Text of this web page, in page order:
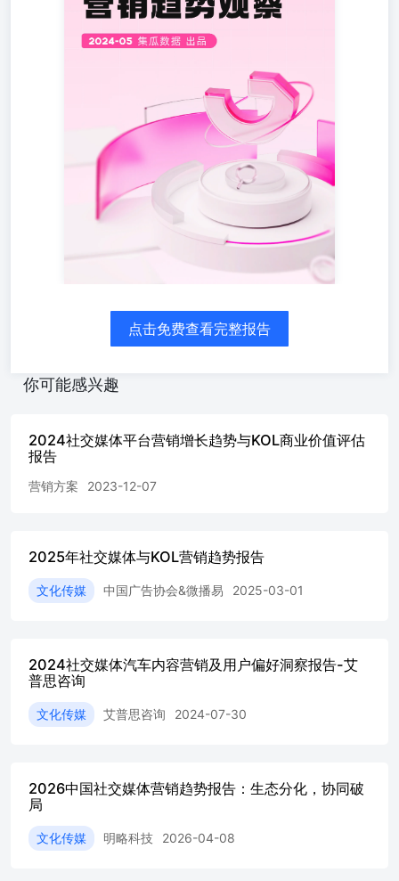
犯任何第三方合法权益，任何场合下的转述或引述以及对报
告的转载、引用、刊发均需征得集瓜数据方同意，且不得对
本报告进行有悖原意的删减与修改。本数据及报告来源于集
瓜数据分析平台，选取2023年1月-2024年3月抖音、快手、B
站、小红书、公众号等平台短视频、直播、电商相关的营销
内容数据等多方面因素搭建模型所得；由于统计分析领域中
的任何数据来源均存在局限性，报告中所估算、分析所得出
的数据仅供参考；基于隐私及数据安全的考虑，本报告数据
经过脱敏及指数化处理。 目录C o n t e n t s 商业化营销生
态观察 02 01 内容营销生态观察 网络视听是“杀时间第一利
器”，使用时长不断增加 2023年网络视听应用人均单日使用
时长 短视频用户人均当日使用时长超1 5 0分 钟 ， 且 用 户
粘 性 最高。 社媒平台账号活跃度逐年增长，小红书表现更
为明显 社媒平台账号平均活跃情况 平台活跃度以尾部达人
为主，B站内容互动量仍在稳步增长 2023年活跃达人平均发
明显 2024Q1各内容声量情况 内容声量同比增长40.61% 内
容声量同比增长240.6% 内容声量同比增长36.61% 热门作品
均衡 13点-18点发布作品量偏多，B站UP主更喜欢在夜间发
布 热门作品发布时段 02 商业化营销生态观察 羽绒服类目
34.56%相关直播场次增长8W+100-300元为热卖价位 冷藏/
冷冻食品类目增长较为明显 互动量同比增长52.33%子类目
较为明显 互动量同比增长33.17%尾部达人营销声量占比达
理3C数码配件TOP4TOP5TOP6TOP7TOP8TOP9TOP10 23年
品牌号带货数据增长显著，小红书实现6.9倍增长 品牌号直
播数据带货情况 品牌自播不断成熟，服饰类目竞争变得愈
类型TOP3 服饰内衣品牌账号增长10.21% 3C数码家电增长
7.85% 平台带货差异大，快手持续给腰部达人扶持加码 达
Q1腰部达人GMV同比提升40% 抖音腰部坑产力量足，快手
快手达人直播 31-40年龄人群最多，占39.11% 03 2024年消
citywalk 2024年第一季度，国内出游人次14.19亿，比上年同
期增加2.03亿，同比增长16.7%，旅游业进入新繁荣时代 在
点击免费查看完整报告
你可能感兴趣
2024社交媒体平台营销增长趋势与KOL商业价值评估
报告
营销方案 2023-12-07
2025年社交媒体与KOL营销趋势报告
文化传媒 中国广告协会&微播易 2025-03-01
2024社交媒体汽车内容营销及用户偏好洞察报告-艾
普思咨询
文化传媒 艾普思咨询 2024-07-30
2026中国社交媒体营销趋势报告：生态分化，协同破
局
文化传媒 明略科技 2026-04-08